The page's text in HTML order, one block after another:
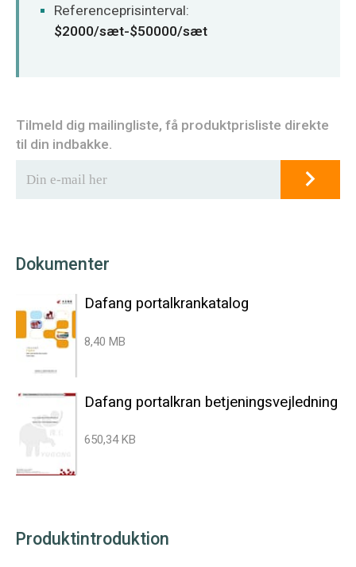
Referenceprisinterval:
$2000/sæt-$50000/sæt
Tilmeld dig mailingliste, få produktprisliste direkte
til din indbakke.
Dokumenter
Dafang portalkrankatalog
8,40 MB
Dafang portalkran betjeningsvejledning
650,34 KB
Produktintroduktion